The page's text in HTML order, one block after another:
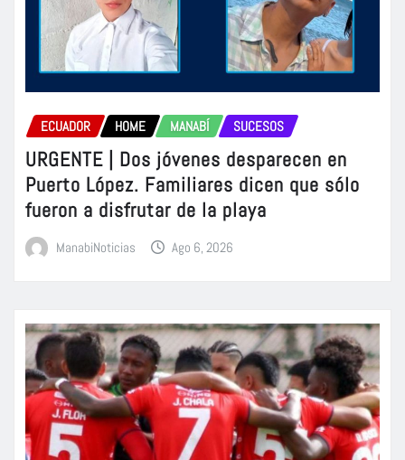
ECUADOR HOME MANABÍ SUCESOS
URGENTE | Dos jóvenes desparecen en
Puerto López. Familiares dicen que sólo
fueron a disfrutar de la playa
ManabiNoticias Ago 6, 2026